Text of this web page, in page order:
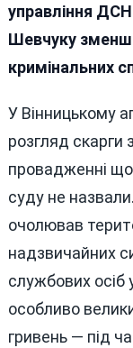
управління
Шевчуку
кримінальних
У Вінницькому
розгляд скарги
провадженні
суду не
очолював
надзвичайних
службових осіб
особливо
гривень — під